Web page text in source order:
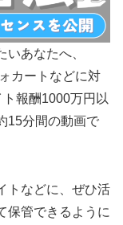
あなたへ、
カートなどに対
報酬1000万円以
15分間の動画で
トなどに、ぜひ活
保管できるように